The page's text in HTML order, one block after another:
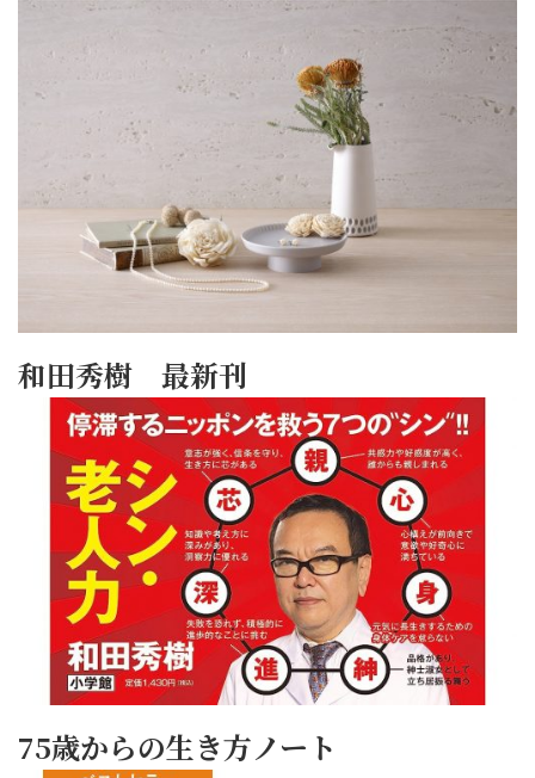
和田秀樹 最新刊
75歳からの生き方ノート